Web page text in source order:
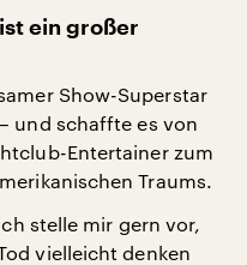
ein großer
Show-Superstar
und schaffte es von
Entertainer zum
Traums.
stelle mir gern vor,
vielleicht denken